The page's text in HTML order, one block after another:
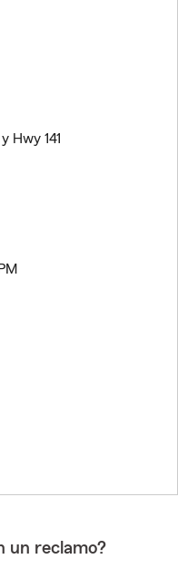
Hwy 141
un reclamo?